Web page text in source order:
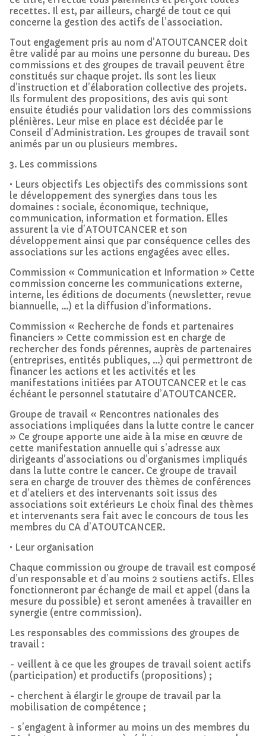
recettes. Il est, par ailleurs, chargé de tout ce qui
concerne la gestion des actifs de l’association.
Tout engagement pris au nom d’ATOUTCANCER doit
être validé par au moins une personne du bureau. Des
commissions et des groupes de travail peuvent être
constitués sur chaque projet. Ils sont les lieux
d’instruction et d’élaboration collective des projets.
Ils formulent des propositions, des avis qui sont
ensuite étudiés pour validation lors des commissions
plénières. Leur mise en place est décidée par le
Conseil d’Administration. Les groupes de travail sont
animés par un ou plusieurs membres.
3. Les commissions
• Leurs objectifs Les objectifs des commissions sont
le développement des synergies dans tous les
domaines : sociale, économique, technique,
communication, information et formation. Elles
assurent la vie d’ATOUTCANCER et son
développement ainsi que par conséquence celles des
associations sur les actions engagées avec elles.
Commission « Communication et Information » Cette
commission concerne les communications externe,
interne, les éditions de documents (newsletter, revue
biannuelle, …) et la diffusion d’informations.
Commission « Recherche de fonds et partenaires
financiers » Cette commission est en charge de
rechercher des fonds pérennes, auprès de partenaires
(entreprises, entités publiques, …) qui permettront de
financer les actions et les activités et les
manifestations initiées par ATOUTCANCER et le cas
échéant le personnel statutaire d’ATOUTCANCER.
Groupe de travail « Rencontres nationales des
associations impliquées dans la lutte contre le cancer
» Ce groupe apporte une aide à la mise en œuvre de
cette manifestation annuelle qui s’adresse aux
dirigeants d’associations ou d’organismes impliqués
dans la lutte contre le cancer. Ce groupe de travail
sera en charge de trouver des thèmes de conférences
et d’ateliers et des intervenants soit issus des
associations soit extérieurs Le choix final des thèmes
et intervenants sera fait avec le concours de tous les
membres du CA d’ATOUTCANCER.
• Leur organisation
Chaque commission ou groupe de travail est composé
d’un responsable et d’au moins 2 soutiens actifs. Elles
fonctionneront par échange de mail et appel (dans la
mesure du possible) et seront amenées à travailler en
synergie (entre commission).
Les responsables des commissions des groupes de
travail :
- veillent à ce que les groupes de travail soient actifs
(participation) et productifs (propositions) ;
- cherchent à élargir le groupe de travail par la
mobilisation de compétence ;
- s’engagent à informer au moins un des membres du